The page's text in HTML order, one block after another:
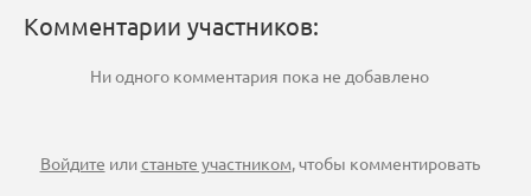
Комментарии участников:
Ни одного комментария пока не добавлено
Войдите илистаньте участником, чтобы комментировать